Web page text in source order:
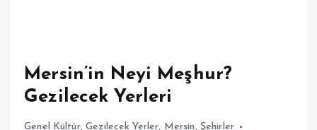
Mersin’in Neyi Meşhur?
Gezilecek Yerleri
Genel Kültür,Gezilecek Yerler, Mersin , Şehirler